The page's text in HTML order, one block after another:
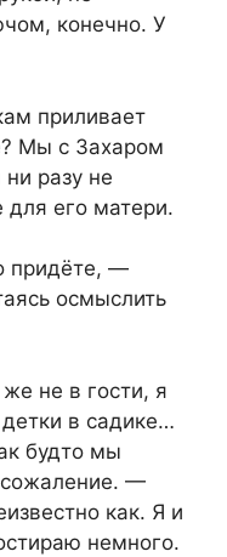
конечно. У
приливает
Мы с Захаром
разу не
его матери.
придёте, —
осмыслить
не в гости, я
в садике…
будто мы
сожаление. —
как. Я и
немного.